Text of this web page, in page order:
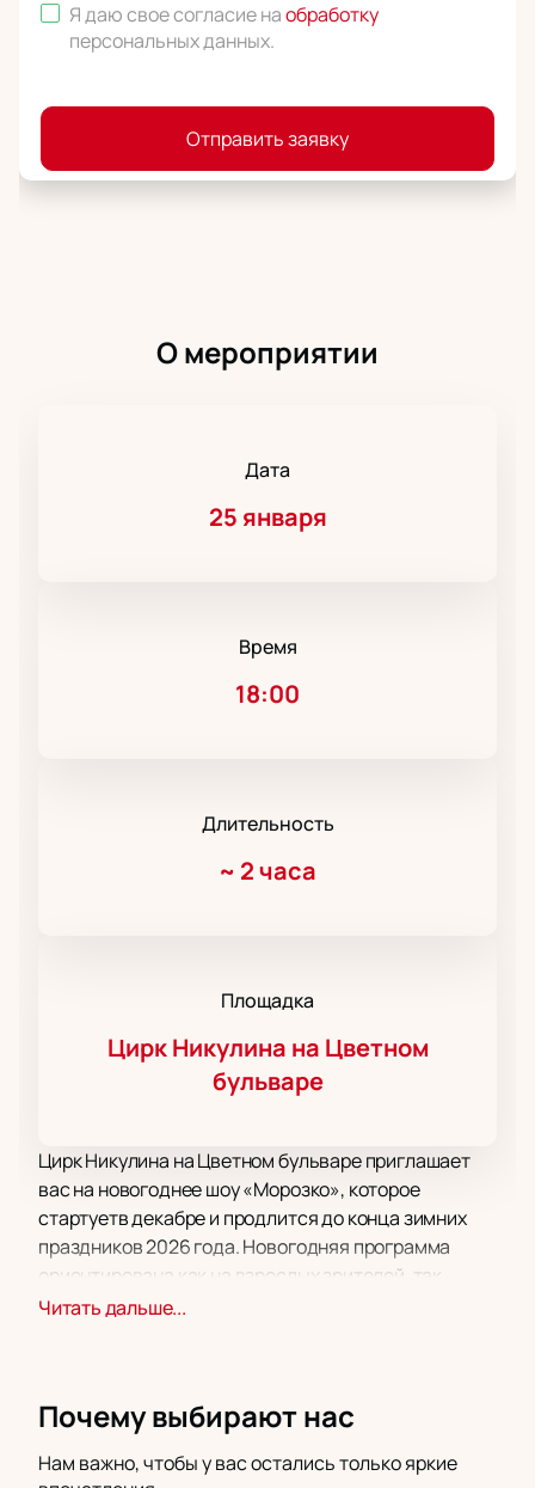
Я даю свое согласие наобработку
персональных данных.
Отправить заявку
О мероприятии
Дата
25 января
Время
18:00
Длительность
~ 2 часа
Площадка
Цирк Никулина на Цветном
бульваре
Цирк Никулина на Цветном бульваре приглашает
вас на новогоднее шоу «Морозко», которое
стартуетв декабре и продлится до конца зимних
праздников 2026 года. Новогодняя программа
ориентирована как на взрослых зрителей, так
и на детей разных возрастов.
представление сохраняет традиционный сюжет
гимнастов, акробатов, эквилибристов,
Читать дальше...
Почему выбирают нас
Нам важно, чтобы у вас остались только яркие